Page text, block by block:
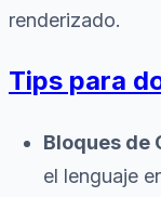
renderizado.
Tips para
Bloques de
el lenguaje